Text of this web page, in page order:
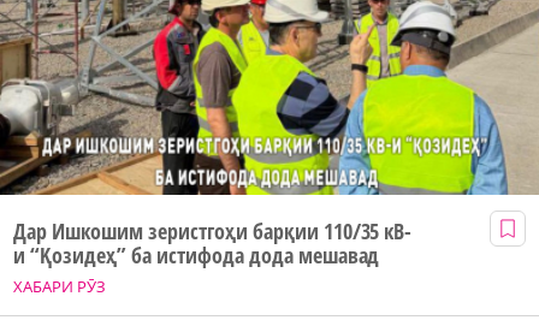
ХАБАРИ РӮЗ
Дар Ишкошим зеристгоҳи барқии 110/35 кВ-
и “Қозидеҳ” ба истифода дода мешавад